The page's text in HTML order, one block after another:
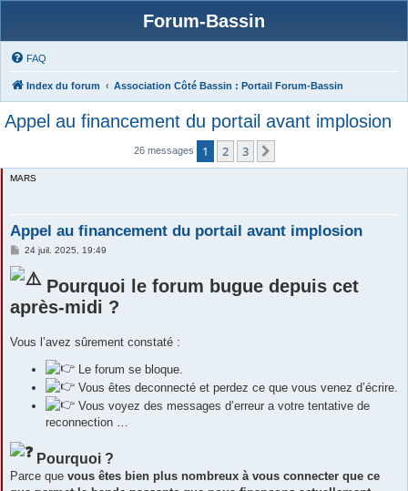
Forum-Bassin
FAQ
Index du forum Association Côté Bassin : Portail Forum-Bassin
Appel au financement du portail avant implosion
26 messages 1 2 3
MARS
Appel au financement du portail avant implosion
M
s
s
g
e
24 juil. 2025, 19:49
Pourquoi le forum bugue depuis cet
après-midi ?
Vous l’avez sûrement constaté :
Le forum se bloque.
Vous êtes deconnecté et perdez ce que vous venez d’écrire.
Vous voyez des messages d’erreur a votre tentative de
reconnection …
Pourquoi ?
Parce que vous êtes bien plus nombreux à vous connecter que ce